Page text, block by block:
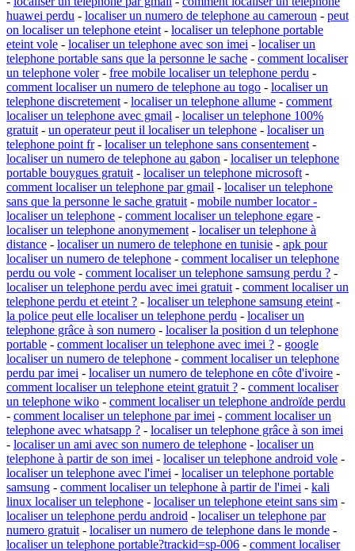
huawei perdu - localiser un numero de telephone au cameroun - peut
on localiser un telephone eteint - localiser un telephone portable
eteint vole - localiser un telephone avec son imei - localiser un
telephone portable sans que la personne le sache - comment localiser
un telephone voler- free mobile localiser un telephone perdu -
comment localiser un numero de telephone au togo - localiser un
telephone discretement - localiser un telephone allume - comment
localiser un telephone avec gmail - localiser un telephone 100%
gratuit - un operateur peut il localiser un telephone - localiser un
telephone point fr- localiser un telephone sans consentement -
localiser un numero de telephone au gabon - localiser un telephone
portable bouygues gratuit - localiser un telephone microsoft -
comment localiser un telephone par gmail - localiser un telephone
sans que la personne le sache gratuit - mobile number locator -
localiser un telephone - comment localiser un telephone egare -
localiser un telephone anonymement - localiser un telephone à
distance - localiser un numero de telephone en tunisie - apk pour
localiser un numero de telephone - comment localiser un telephone
perdu ou vole - comment localiser un telephone samsung perdu ? -
localiser un telephone perdu avec imei gratuit - comment localiser un
telephone perdu et eteint ? - localiser un telephone samsung eteint -
la police peut elle localiser un telephone perdu - localiser un
telephone grâce à son numero - localiser la position d un telephone
portable - comment localiser un telephone avec imei ? - google
localiser un numero de telephone - comment localiser un telephone
perdu par imei - localiser un numero de telephone en côte d'ivoire -
comment localiser un telephone eteint gratuit ? - comment localiser
un telephone wiko - comment localiser un telephone androïde perdu
- comment localiser un telephone par imei - comment localiser un
telephone avec whatsapp ? - localiser un telephone grâce à son imei
- localiser un ami avec son numero de telephone - localiser un
telephone à partir de son imei - localiser un telephone android vole -
localiser un telephone avec l'imei - localiser un telephone portable
samsung - comment localiser un telephone à partir de l'imei - kali
linux localiser un telephone - localiser un telephone eteint sans sim -
localiser un telephone perdu android - localiser un telephone par
numero gratuit - localiser un numero de telephone dans le monde -
localiser un telephone portable?trackid=sp-006 - comment localiser